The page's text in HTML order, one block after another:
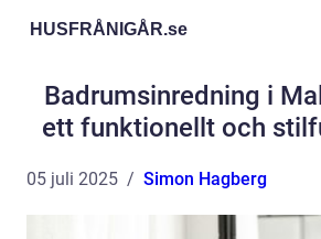
HUSFRÅNIGÅR.se
Badrumsinredning i
ett funktionellt och
05 juli 2025 Simon Hagberg